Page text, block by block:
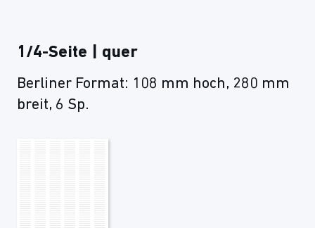
1/4-Seite | quer
Berliner Format: 108 mm hoch, 280 mm
breit, 6 Sp.